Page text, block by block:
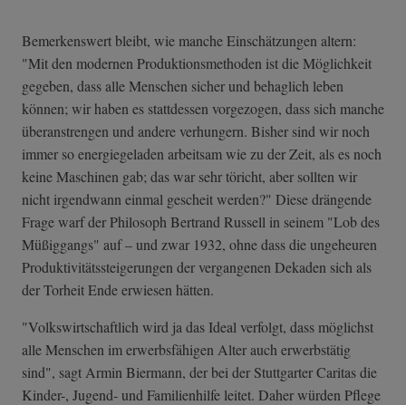
Bemerkenswert bleibt, wie manche Einschätzungen altern:
"Mit den modernen Produktionsmethoden ist die Möglichkeit
gegeben, dass alle Menschen sicher und behaglich leben
können; wir haben es stattdessen vorgezogen, dass sich manche
überanstrengen und andere verhungern. Bisher sind wir noch
immer so energiegeladen arbeitsam wie zu der Zeit, als es noch
keine Maschinen gab; das war sehr töricht, aber sollten wir
nicht irgendwann einmal gescheit werden?" Diese drängende
Frage warf der Philosoph Bertrand Russell in seinem "Lob des
Müßiggangs" auf – und zwar 1932, ohne dass die ungeheuren
Produktivitätssteigerungen der vergangenen Dekaden sich als
der Torheit Ende erwiesen hätten.
"Volkswirtschaftlich wird ja das Ideal verfolgt, dass möglichst
alle Menschen im erwerbsfähigen Alter auch erwerbstätig
sind", sagt Armin Biermann, der bei der Stuttgarter Caritas die
Kinder-, Jugend- und Familienhilfe leitet. Daher würden Pflege